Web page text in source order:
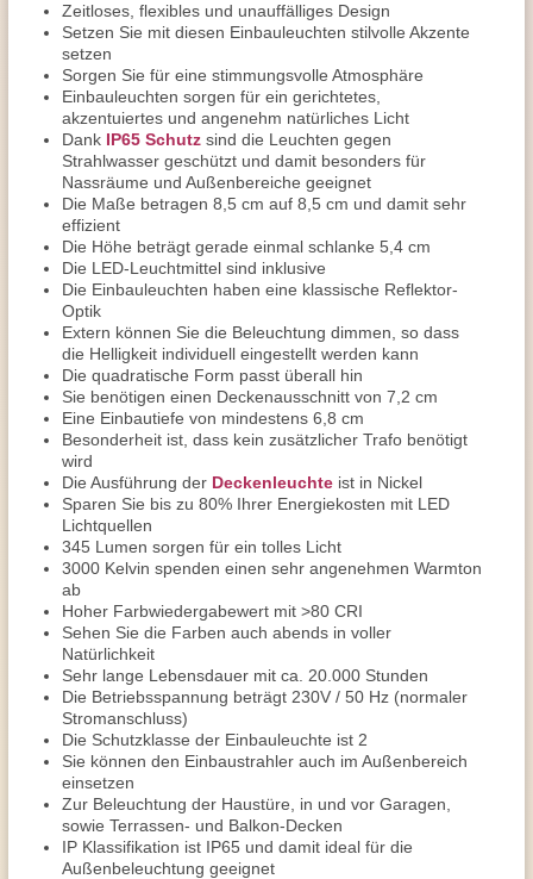
Zeitloses, flexibles und unauffälliges Design
Setzen Sie mit diesen Einbauleuchten stilvolle Akzente
setzen
Sorgen Sie für eine stimmungsvolle Atmosphäre
Einbauleuchten sorgen für ein gerichtetes,
akzentuiertes und angenehm natürliches Licht
Dank IP65 Schutz sind die Leuchten gegen
Strahlwasser geschützt und damit besonders für
Nassräume und Außenbereiche geeignet
Die Maße betragen 8,5 cm auf 8,5 cm und damit sehr
effizient
Die Höhe beträgt gerade einmal schlanke 5,4 cm
Die LED-Leuchtmittel sind inklusive
Die Einbauleuchten haben eine klassische Reflektor-
Optik
Extern können Sie die Beleuchtung dimmen, so dass
die Helligkeit individuell eingestellt werden kann
Die quadratische Form passt überall hin
Sie benötigen einen Deckenausschnitt von 7,2 cm
Eine Einbautiefe von mindestens 6,8 cm
Besonderheit ist, dass kein zusätzlicher Trafo benötigt
wird
Die Ausführung der Deckenleuchte ist in Nickel
Sparen Sie bis zu 80% Ihrer Energiekosten mit LED
Lichtquellen
345 Lumen sorgen für ein tolles Licht
3000 Kelvin spenden einen sehr angenehmen Warmton
ab
Hoher Farbwiedergabewert mit >80 CRI
Sehen Sie die Farben auch abends in voller
Natürlichkeit
Sehr lange Lebensdauer mit ca. 20.000 Stunden
Die Betriebsspannung beträgt 230V / 50 Hz (normaler
Stromanschluss)
Die Schutzklasse der Einbauleuchte ist 2
Sie können den Einbaustrahler auch im Außenbereich
einsetzen
Zur Beleuchtung der Haustüre, in und vor Garagen,
sowie Terrassen- und Balkon-Decken
IP Klassifikation ist IP65 und damit ideal für die
Außenbeleuchtung geeignet